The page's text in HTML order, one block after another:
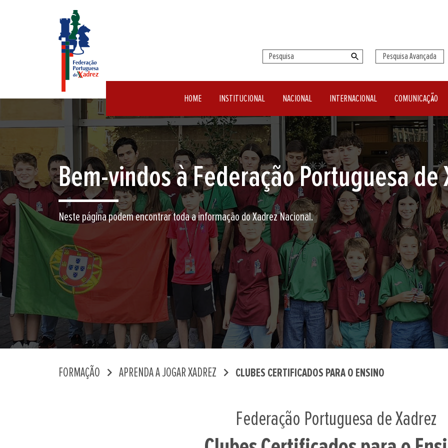
Pesquisa Avançada
HOME INSTITUCIONAL NACIONAL INTERNACIONAL COMUNICAÇÃO
Encontre aqui o seu clube de Xadrez
Junte-se a nós neste jogo milenar
FORMAÇÃO chevron_right APRENDA A JOGAR XADREZ chevron_right CLUBES CERTIFICADOS PARA O ENSINO
Federação Portuguesa de Xadrez